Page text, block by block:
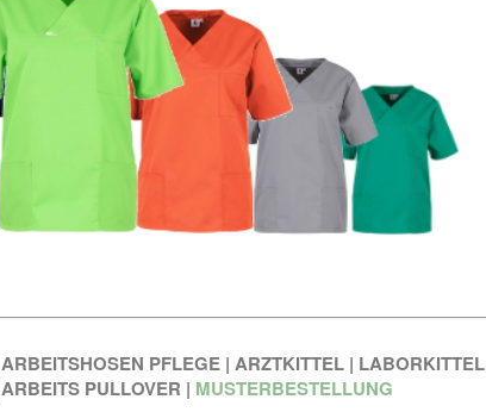
ARBEITSHOSEN PFLEGE | ARZTKITTEL | LABORKITTEL
ARBEITS PULLOVER | MUSTERBESTELLUNG